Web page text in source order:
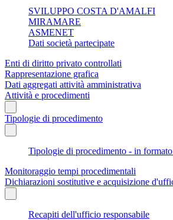
SVILUPPO COSTA D'AMALFI
MIRAMARE
ASMENET
Dati società partecipate
Enti di diritto privato controllati
Rappresentazione grafica
Dati aggregati attività amministrativa
Attività e procedimenti
Tipologie di procedimento
Tipologie di procedimento - in
Monitoraggio tempi procedimentali
Dichiarazioni sostitutive e acquisizione
Recapiti dell'ufficio responsabile